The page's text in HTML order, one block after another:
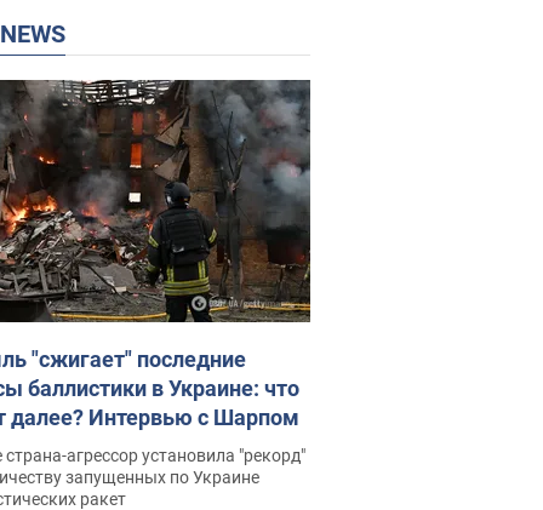
NEWS
"сжигает" последние
баллистики в Украине: что
далее? Интервью с Шарпом
агрессор установила "рекорд"
запущенных по Украине
ракет